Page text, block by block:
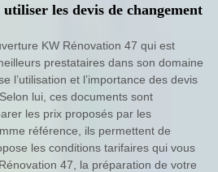
les devis de changement
KW Rénovation 47 qui est
prestataires dans son domaine
l’utilisation et l’importance des devis
lui, ces documents sont
les prix proposés par les
référence, ils permettent de
les conditions tarifaires qui vous
47, la préparation de votre